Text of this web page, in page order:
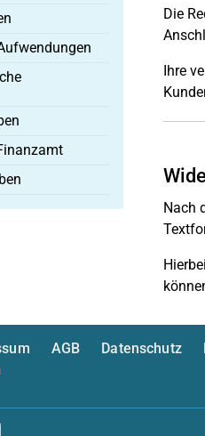
Die
Ihre
Nach
AGB Datenschutz